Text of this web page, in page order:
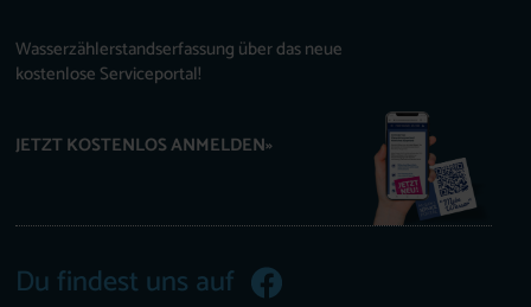
Wasserzählerstandserfassung über das neue
kostenlose Serviceportal!
JETZT KOSTENLOS ANMELDEN»
Du findest uns auf